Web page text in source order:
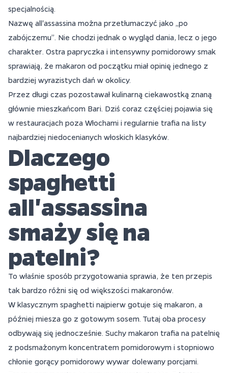
specjalnością.
Nazwę all'assassina można przetłumaczyć jako „po
zabójczemu”. Nie chodzi jednak o wygląd dania, lecz o jego
charakter. Ostra papryczka i intensywny pomidorowy smak
sprawiają, że makaron od początku miał opinię jednego z
bardziej wyrazistych dań w okolicy.
Przez długi czas pozostawał kulinarną ciekawostką znaną
głównie mieszkańcom Bari. Dziś coraz częściej pojawia się
w restauracjach poza Włochami i regularnie trafia na listy
najbardziej niedocenianych włoskich klasyków.
Dlaczego
spaghetti
all'assassina
smaży się na
patelni?
To właśnie sposób przygotowania sprawia, że ten przepis
tak bardzo różni się od większości makaronów.
W klasycznym spaghetti najpierw gotuje się makaron, a
później miesza go z gotowym sosem. Tutaj oba procesy
odbywają się jednocześnie. Suchy makaron trafia na patelnię
z podsmażonym koncentratem pomidorowym i stopniowo
chłonie gorący pomidorowy wywar dolewany porcjami.